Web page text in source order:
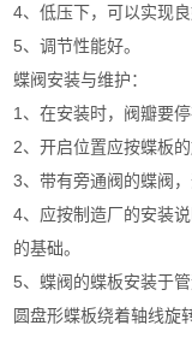
4、低压下，可以实现良
5、调节性能好。
蝶阀安装与维护：
1、在安装时，阀瓣要停
2、开启位置应按蝶板的
3、带有旁通阀的蝶阀
4、应按制造厂的安装
的基础。
5、蝶阀的蝶板安装于
圆盘形蝶板绕着轴线旋